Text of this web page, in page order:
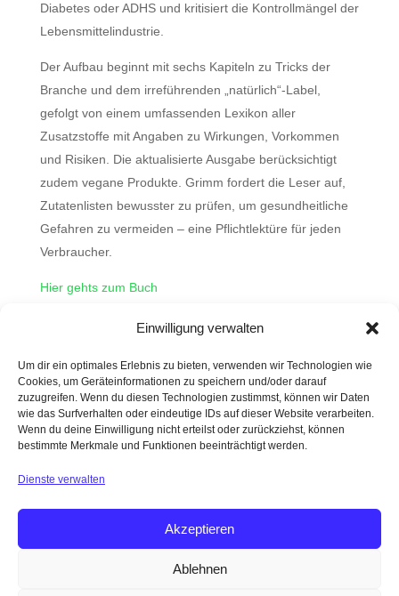
Einwilligung verwalten
Um dir ein optimales Erlebnis zu bieten, verwenden wir Technologien wie
Cookies, um Geräteinformationen zu speichern und/oder darauf
zuzugreifen. Wenn du diesen Technologien zustimmst, können wir Daten
wie das Surfverhalten oder eindeutige IDs auf dieser Website verarbeiten.
Wenn du deine Einwilligung nicht erteilst oder zurückziehst, können
bestimmte Merkmale und Funktionen beeinträchtigt werden.
Dienste verwalten
Akzeptieren
Ablehnen
Diabetes oder ADHS und kritisiert die Kontrollmängel der
Lebensmittelindustrie.
Der Aufbau beginnt mit sechs Kapiteln zu Tricks der
Branche und dem irreführenden „natürlich“-Label,
gefolgt von einem umfassenden Lexikon aller
Zusatzstoffe mit Angaben zu Wirkungen, Vorkommen
und Risiken. Die aktualisierte Ausgabe berücksichtigt
zudem vegane Produkte. Grimm fordert die Leser auf,
Zutatenlisten bewusster zu prüfen, um gesundheitliche
Gefahren zu vermeiden – eine Pflichtlektüre für jeden
Verbraucher.
Hier gehts zum Buch
Bio-Hacking und Longevity – nur coole Wörter oder
steckt da etwas substantielles dahinter?
Was ist gesunder Stuhlgang?